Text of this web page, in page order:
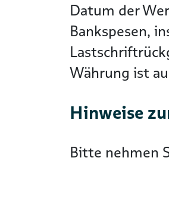
Datum der
Bankspesen,
Währung ist
Hinweise
Bitte nehmen